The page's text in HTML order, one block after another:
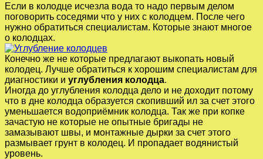
Если в колодце исчезла вода то надо первым делом
поговорить соседями что у них с колодцем. После чего
нужно обратиться специалистам. Которые знают многое
о колодцах.
Конечно же не которые предлагают выкопать новый
колодец. Лучше обратиться к хорошим специалистам для
диагностики и углубления колодца.
Иногда до углубления колодца дело и не доходит потому
что в дне колодца образуется скопивший ил за счет этого
уменьшается водоприёмник колодца. Так же при копке
зачастую не которые не опытные бригады не
замазывают швы, и монтажные дырки за счет этого
размывает грунт в колодец. И пропадает водянистый
уровень.